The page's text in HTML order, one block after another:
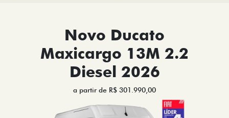
Novo Ducato
Maxicargo 13M 2.2
Diesel 2026
a partir de R$ 301.990,00